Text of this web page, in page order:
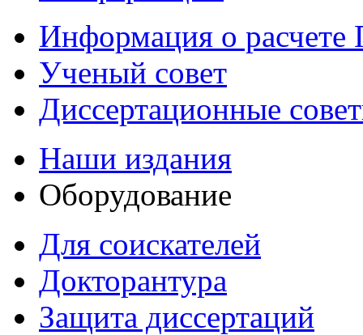
Информация о
Ученый совет
Диссертационные
Наши издания
Оборудование
Для соискателей
Докторантура
Защита диссертаций